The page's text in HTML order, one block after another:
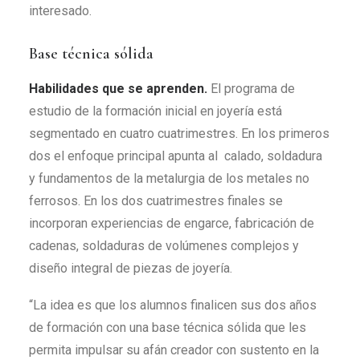
interesado.
Base técnica sólida
Habilidades que se aprenden. El programa de
estudio de la formación inicial en joyería está
segmentado en cuatro cuatrimestres. En los primeros
dos el enfoque principal apunta al calado, soldadura
y fundamentos de la metalurgia de los metales no
ferrosos. En los dos cuatrimestres finales se
incorporan experiencias de engarce, fabricación de
cadenas, soldaduras de volúmenes complejos y
diseño integral de piezas de joyería.
“La idea es que los alumnos finalicen sus dos años
de formación con una base técnica sólida que les
permita impulsar su afán creador con sustento en la